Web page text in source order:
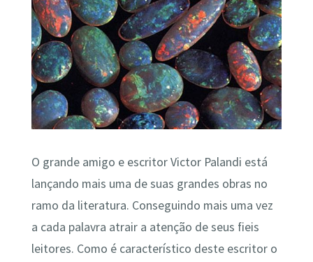
O grande amigo e escritor Victor Palandi está
lançando mais uma de suas grandes obras no
ramo da literatura. Conseguindo mais uma vez
a cada palavra atrair a atenção de seus fieis
leitores. Como é característico deste escritor o